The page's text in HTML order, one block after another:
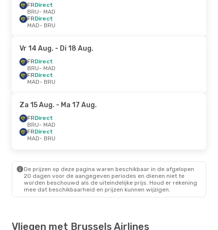
FRDirect
BRU- MAD
FRDirect
MAD- BRU
Vr 14 Aug. - Di 18 Aug.
FRDirect
BRU- MAD
FRDirect
MAD- BRU
Za 15 Aug. - Ma 17 Aug.
FRDirect
BRU- MAD
FRDirect
MAD- BRU
De prijzen op deze pagina waren beschikbaar in de afgelopen
20 dagen voor de aangegeven periodes en dienen niet te
worden beschouwd als de uiteindelijke prijs. Houd er rekening
mee dat beschikbaarheid en prijzen kunnen wijzigen.
Vliegen met Brussels Airlines